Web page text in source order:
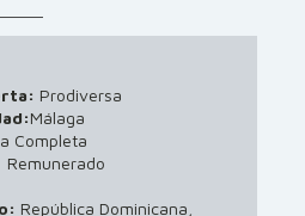
Prodiversa
Málaga
Completa
Remunerado
República Dominicana,